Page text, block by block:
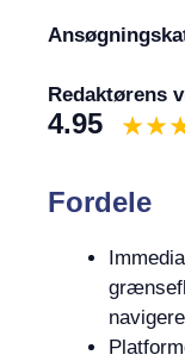
Redaktørens
4.95
Fordele